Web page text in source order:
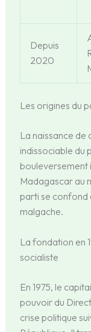
Depuis
2020
Les origines du
La naissance
indissociable du
bouleversement
Madagascar au
parti se confond
malgache.
La fondation en
socialiste
En 1975, le
pouvoir du
crise politique